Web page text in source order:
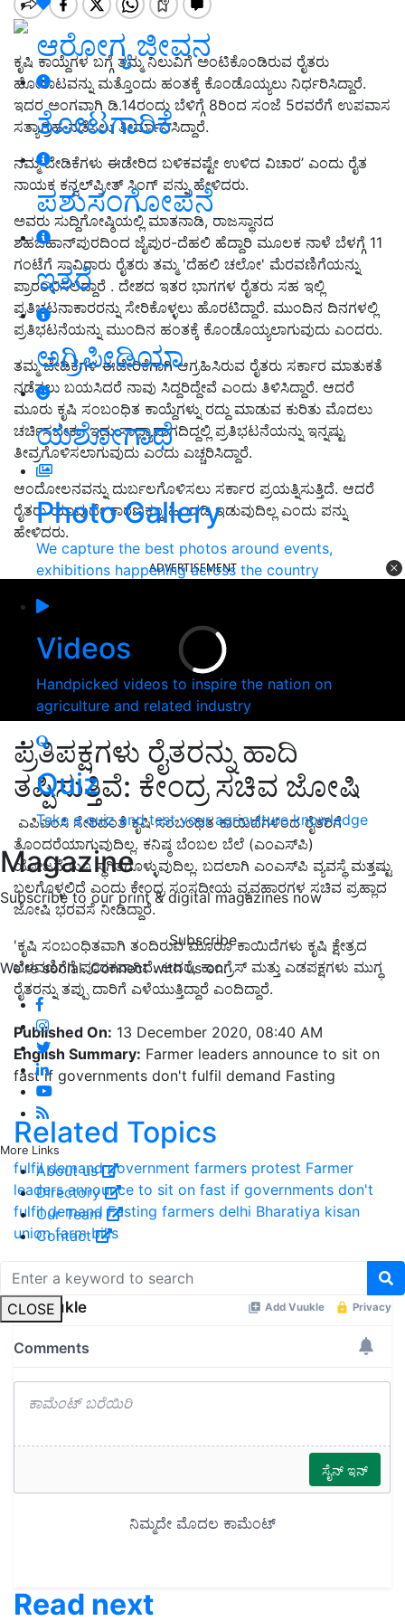
ಆರೋಗ್ಯ ಜೀವನ
ತೋಟಗಾರಿಕೆ
ಪಶುಸಂಗೋಪನೆ
ಇತರೆ
ಅಗ್ರಿಪೀಡಿಯಾ
ಯಶೋಗಾಥೆ
Photo Gallery
We capture the best photos around events,
exhibitions happening across the country
Videos
Handpicked videos to inspire the nation on
agriculture and related industry
Quiz
Take a quiz and test your agriculture knowledge
Magazine
Subscribe to our print & digital magazines now
Subscribe
We're social. Connect with us on:
More Links
About us
Directory
Our Team
Contact
CLOSE
ಕೃಷಿ ಕಾಯ್ದೆಗಳ ಬಗ್ಗೆ ತಮ್ಮ ನಿಲುವಿಗೆ ಅಂಟಿಕೊಂಡಿರುವ ರೈತರು
ಹೋರಾಟವನ್ನು ಮತ್ತೊಂದು ಹಂತಕ್ಕೆ ಕೊಂಡೊಯ್ಯಲು ನಿರ್ಧರಿಸಿದ್ದಾರೆ.
ಇದರ ಅಂಗವಾಗಿ ಡಿ.14ರಂದು ಬೆಳಿಗ್ಗೆ 8ರಿಂದ ಸಂಜೆ 5ರವರೆಗೆ ಉಪವಾಸ
ಸತ್ಯಾಗ್ರಹ ನಡೆಸಲು ತೀರ್ಮಾನಿಸಿದ್ದಾರೆ.
ನಮ್ಮ ಬೇಡಿಕೆಗಳು ಈಡೇರಿದ ಬಳಿಕವಷ್ಟೇ ಉಳಿದ ವಿಚಾರ’ ಎಂದು ರೈತ
ನಾಯಕ ಕನ್ವಲ್‌ಪ್ರೀತ್ ಸಿಂಗ್ ಪನ್ನು ಹೇಳಿದರು.
ಅವರು ಸುದ್ದಿಗೋಷ್ಠಿಯಲ್ಲಿ ಮಾತನಾಡಿ, ರಾಜಸ್ಥಾನದ
ಶಹಜಹಾನ್‌ಪುರದಿಂದ ಜೈಪುರ-ದೆಹಲಿ ಹೆದ್ದಾರಿ ಮೂಲಕ ನಾಳೆ ಬೆಳಗ್ಗೆ 11
ಗಂಟೆಗೆ ಸಾವಿರಾರು ರೈತರು ತಮ್ಮ 'ದೆಹಲಿ ಚಲೋ' ಮೆರವಣಿಗೆಯನ್ನು
ಪ್ರಾರಂಭಿಸಲಿದ್ದಾರೆ . ದೇಶದ ಇತರ ಭಾಗಗಳ ರೈತರು ಸಹ ಇಲ್ಲಿ
ಪ್ರತಿಭಟನಾಕಾರರನ್ನು ಸೇರಿಕೊಳ್ಳಲು ಹೊರಟಿದ್ದಾರೆ. ಮುಂದಿನ ದಿನಗಳಲ್ಲಿ
ಪ್ರತಿಭಟನೆಯನ್ನು ಮುಂದಿನ ಹಂತಕ್ಕೆ ಕೊಂಡೊಯ್ಯಲಾಗುವುದು ಎಂದರು.
ತಮ್ಮ ಬೇಡಿಕೆಗಳ ಈಡೇರಿಕೆಗಾಗಿ ಆಗ್ರಹಿಸಿರುವ ರೈತರು ಸರ್ಕಾರ ಮಾತುಕತೆ
ನಡೆಸಲು ಬಯಸಿದರೆ ನಾವು ಸಿದ್ದರಿದ್ದೇವೆ ಎಂದು ತಿಳಿಸಿದ್ದಾರೆ. ಆದರೆ
ಮೂರು ಕೃಷಿ ಸಂಬಂಧಿತ ಕಾಯ್ದೆಗಳ್ನು ರದ್ದು ಮಾಡುವ ಕುರಿತು ಮೊದಲು
ಚರ್ಚಿಸಬೇಕು. ಇದು ಸಾಧ್ಯಾವಾಗದಿದ್ದಲ್ಲಿ ಪ್ರತಿಭಟನೆಯನ್ನು ಇನ್ನಷ್ಟು
ತೀವ್ರಗೊಳಿಸಲಾಗುವುದು ಎಂದು ಎಚ್ಚರಿಸಿದ್ದಾರೆ.
ಆಂದೋಲನವನ್ನು ದುರ್ಬಲಗೊಳಿಸಲು ಸರ್ಕಾರ ಪ್ರಯತ್ನಿಸುತ್ತಿದೆ. ಆದರೆ
ರೈತರು ಯಾವುದೇ ಕಾರಣಕ್ಕೂ ಹಿಂದಡಿ ಇಡುವುದಿಲ್ಲ ಎಂದು ಪನ್ನು
ಹೇಳಿದರು.
ADVERTISEMENT
ಪ್ರತಿಪಕ್ಷಗಳು ರೈತರನ್ನು ಹಾದಿ
ತಪ್ಪಿಸುತ್ತಿವೆ: ಕೇಂದ್ರ ಸಚಿವ ಜೋಷಿ
ಎಪಿಎಂಸಿ ಸೇರಿದಂತೆ ಕೃಷಿ ಸಂಬಂಧಿತ ಕಾಯಿದೆಗಳಿಂದ ರೈತರಿಗೆ
ತೊಂದರೆಯಾಗುವುದಿಲ್ಲ. ಕನಿಷ್ಠ ಬೆಂಬಲ ಬೆಲೆ (ಎಂಎಸ್‌ಪಿ)
ಯೋಜನೆಯೂ ಸ್ಥಗಿತಗೊಳ್ಳುವುದಿಲ್ಲ. ಬದಲಾಗಿ ಎಂಎಸ್‌ಪಿ ವ್ಯವಸ್ಥೆ ಮತ್ತಷ್ಟು
ಬಲಗೊಳ್ಳಲಿದೆ ಎಂದು ಕೇಂದ್ರ ಸಂಸದೀಯ ವ್ಯವಹಾರಗಳ ಸಚಿವ ಪ್ರಹ್ಲಾದ
ಜೋಷಿ ಭರವಸೆ ನೀಡಿದ್ದಾರೆ.
'ಕೃಷಿ ಸಂಬಂಧಿತವಾಗಿ ತಂದಿರುವ ಮೂರೂ ಕಾಯಿದೆಗಳು ಕೃಷಿ ಕ್ಷೇತ್ರದ
ಬೆಳವಣಿಗೆಗೆ ಪೂರಕವಾಗಿವೆ. ಆದರೆ, ಕಾಂಗ್ರೆಸ್‌ ಮತ್ತು ಎಡಪಕ್ಷಗಳು ಮುಗ್ಧ
ರೈತರನ್ನು ತಪ್ಪು ದಾರಿಗೆ ಎಳೆಯುತ್ತಿದ್ದಾರೆ ಎಂದಿದ್ದಾರೆ.
Published On: 13 December 2020, 08:40 AM
English Summary: Farmer leaders announce to sit on
fast if governments don't fulfil demand Fasting
Related Topics
fulfil demand government farmers protest Farmer
leaders announce to sit on fast if governments don't
fulfil demand Fasting farmers delhi Bharatiya kisan
union farm bills
Share your comments
Read next